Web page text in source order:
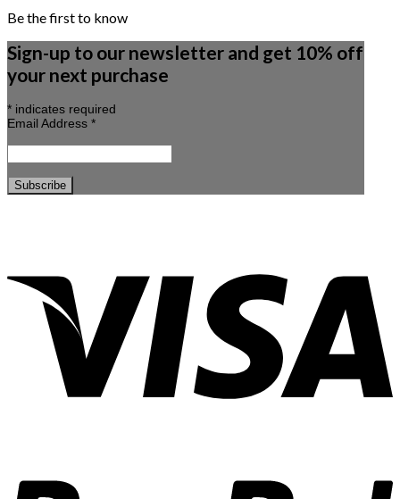
Be the first to know
Sign-up to our newsletter and get 10% off
your next purchase
* indicates required
Email Address *